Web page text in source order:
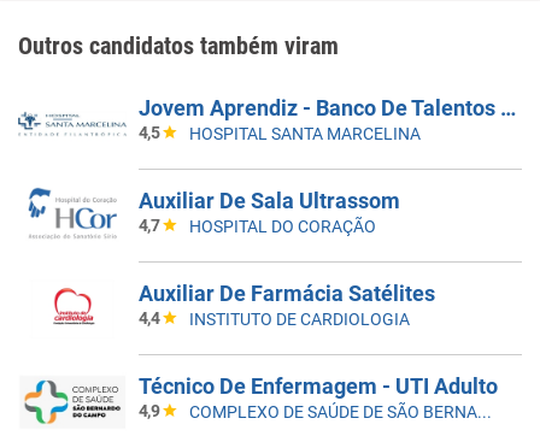
Outros candidatos também viram
Jovem Aprendiz - Banco De Talentos Do Programa De Aprendizagem Santa Marcelina Saúde 2026
4,5 HOSPITAL SANTA MARCELINA
Auxiliar De Sala Ultrassom
4,7 HOSPITAL DO CORAÇÃO
Auxiliar De Farmácia Satélites
4,4 INSTITUTO DE CARDIOLOGIA
Técnico De Enfermagem - UTI Adulto
4,9 COMPLEXO DE SAÚDE DE SÃO BERNARDO DO CAMPO